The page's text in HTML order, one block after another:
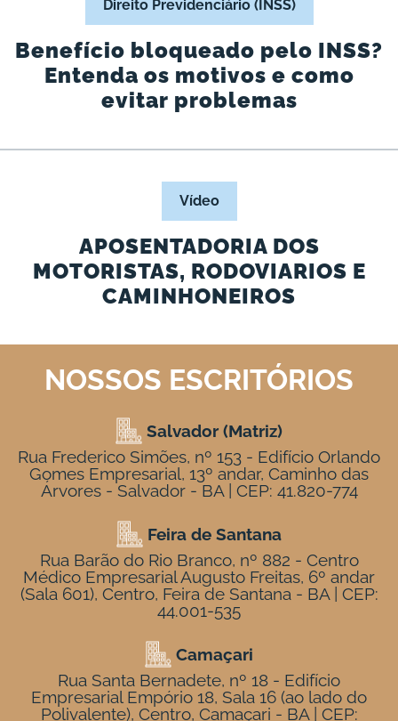
Direito Previdenciário (INSS)
Benefício bloqueado pelo INSS?
Entenda os motivos e como
evitar problemas
Vídeo
APOSENTADORIA DOS
MOTORISTAS, RODOVIARIOS E
CAMINHONEIROS
NOSSOS ESCRITÓRIOS
Salvador (Matriz)
Rua Frederico Simões, nº 153 - Edifício Orlando
Gomes Empresarial, 13º andar, Caminho das
Árvores - Salvador - BA | CEP: 41.820-774
Feira de Santana
Rua Barão do Rio Branco, nº 882 - Centro
Médico Empresarial Augusto Freitas, 6º andar
(Sala 601), Centro, Feira de Santana - BA | CEP:
44.001-535
Camaçari
Rua Santa Bernadete, nº 18 - Edifício
Empresarial Empório 18, Sala 16 (ao lado do
Polivalente), Centro, Camaçari - BA | CEP: